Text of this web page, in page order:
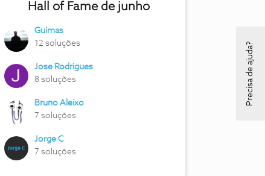
Hall of Fame de junho
Guimas
12 soluções
Jose Rodrigues
8 soluções
Bruno Aleixo
7 soluções
Jorge C
7 soluções
Precisa de ajuda?